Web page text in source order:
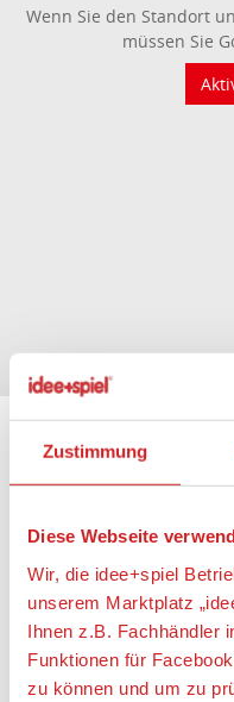
Zustimmung
Diese Webseite
Wir, die idee+spiel
unserem Marktplatz
Ihnen z.B. Fachhändler
Funktionen für
zu können und um zu
Wenn Sie den Standort
müssen Sie
2play Spielwaren und
Auf über 250 m² Fläche
Spielewelt von der